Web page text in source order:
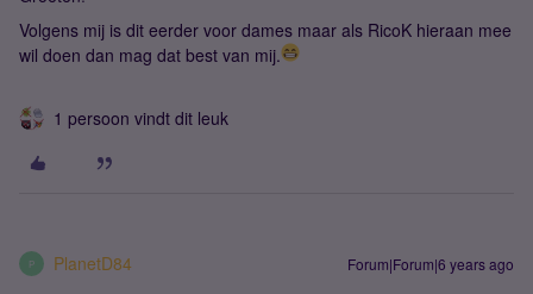
Volgens mij is dit eerder voor dames maar als RicoK hieraan mee
wil doen dan mag dat best van mij.
1 persoon vindt dit leuk
P PlanetD84 Forum|Forum|6 years ago